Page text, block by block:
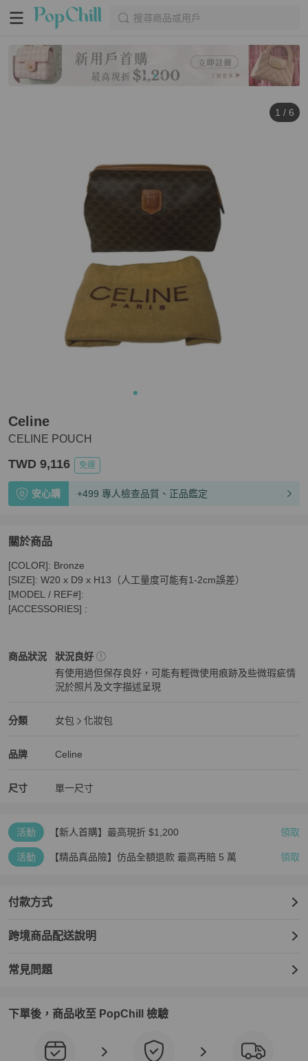
搜尋商品或用戶
1 / 6
CELINE POUCH
Celine
TWD 9,116 免運
安心購 +499 專人檢查品質、正品鑑定
關於商品
關於CELINE POUCH
[COLOR]: Bronze
[SIZE]: W20 x D9 x H13（人工量度可能有1-2cm誤差）
[MODEL / REF#]:
[ACCESSORIES] :
商品狀況
Celine女包 商品狀態與細節
狀況良好
有使用過但保存良好，可能有輕微使用痕跡及些微瑕疵情
況於照片及文字描述呈現
分類
Celine 分類資訊
女包
化妝包
品牌
Celine 女包品牌介紹
Celine
Celine 推薦清單
尺寸 單一尺寸
活動 【新人首購】最高現折 $1,200 領取
活動 【精品真品險】仿品全額退款 最高再賠 5 萬 領取
付款方式
跨境商品配送說明
常見問題
下單後，商品收至 PopChill 檢驗